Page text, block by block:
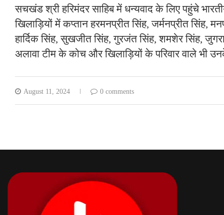
सचखंड श्री हरिमंदर साहिब में धन्यवाद के लिए पहुंचे
खिलाड़ियों में कप्तान हरमनप्रीत सिंह, जर्मनप्रीत सिंह,
हार्दिक सिंह, सुखजीत सिंह, गुरजंत सिंह, शमशेर सिंह,
अलावा टीम के कोच और खिलाड़ियों के परिवार वाले भी
August 11, 2024 0 comments